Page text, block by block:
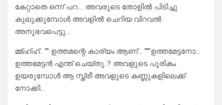
കേറ്റാതെ ഒന്ന് പറ…. അവരുടെ തോളിൽ പിടിച്ചു
കുലുക്കുമ്പോൾ അവളിൽ ചെറിയ വിറവൽ
അനുഭവപെട്ടു…
മ്മ്ഹ്ഹ്.. “” ഉത്തമന്റെ കാര്യം ആണ്… “””ഉത്തമേട്ടനോ…
ഉത്തമേട്ടൻ എന്ത്‌ ചെയ്തു..? അവളുടെ പുരികം
ഉയരുമ്പോൾ ആ സ്ത്രീ അവളുടെ കണ്ണുകളിലെക്ക്‌
നോക്കി…